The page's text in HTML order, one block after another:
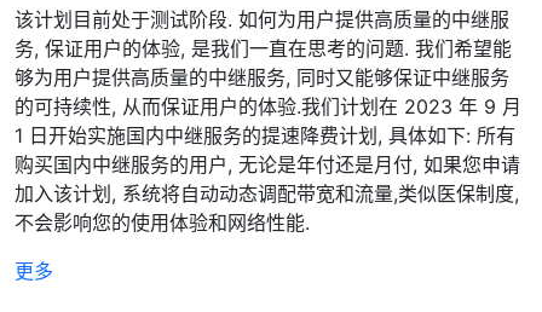
该计划目前处于测试阶段. 如何为用户提供高质量的中继服
务, 保证用户的体验, 是我们一直在思考的问题. 我们希望能
够为用户提供高质量的中继服务, 同时又能够保证中继服务
的可持续性, 从而保证用户的体验.我们计划在 2023 年 9 月
1 日开始实施国内中继服务的提速降费计划, 具体如下: 所有
购买国内中继服务的用户, 无论是年付还是月付, 如果您申请
加入该计划, 系统将自动动态调配带宽和流量,类似医保制度,
不会影响您的使用体验和网络性能.
更多